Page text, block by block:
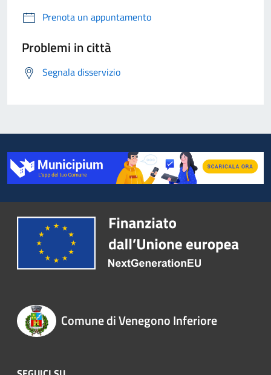
Prenota un appuntamento
Problemi in città
Segnala disservizio
Comune di Venegono Inferiore